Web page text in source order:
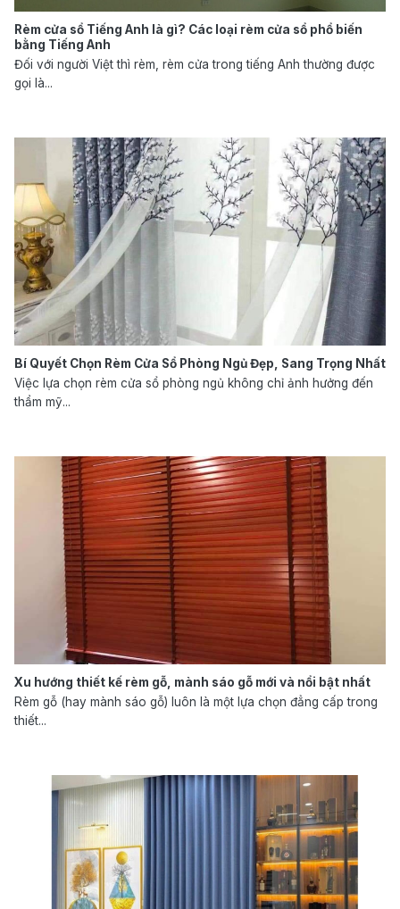
Rèm cửa sổ Tiếng Anh là gì? Các loại rèm cửa sổ phổ biến
bằng Tiếng Anh
Đối với người Việt thì rèm, rèm cửa trong tiếng Anh thường được
gọi là...
Bí Quyết Chọn Rèm Cửa Sổ Phòng Ngủ Đẹp, Sang Trọng Nhất
Việc lựa chọn rèm cửa sổ phòng ngủ không chỉ ảnh hưởng đến
thẩm mỹ...
Xu hướng thiết kế rèm gỗ, mành sáo gỗ mới và nổi bật nhất
Rèm gỗ (hay mành sáo gỗ) luôn là một lựa chọn đẳng cấp trong
thiết...